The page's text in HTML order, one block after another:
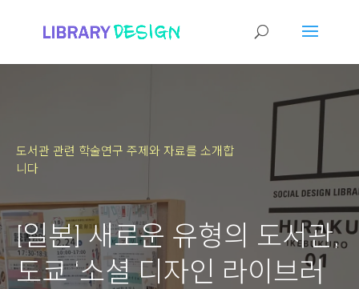
도서관 관련 학술연구 주제와 자료를 소개합
니다
[일본] 새로운 유형의 도서관,
도쿄 ‘소셜 디자인 라이브러